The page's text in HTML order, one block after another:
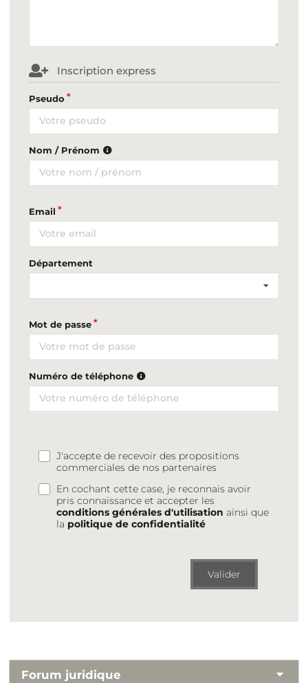
Inscription express
Pseudo
Nom / Prénom
Email
Département
Mot de passe
Numéro de téléphone
J'accepte de recevoir des propositions
commerciales de nos partenaires
En cochant cette case, je reconnais avoir
pris connaissance et accepter les
conditions générales d'utilisation ainsi que
la politique de confidentialité
Valider
Forum juridique